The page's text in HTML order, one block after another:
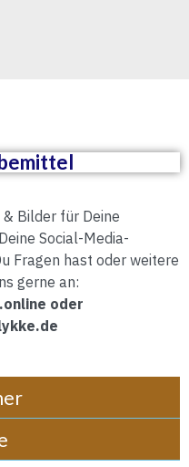
Bilder für Deine
Social-Media-
Fragen hast oder weitere
gerne an:
oder